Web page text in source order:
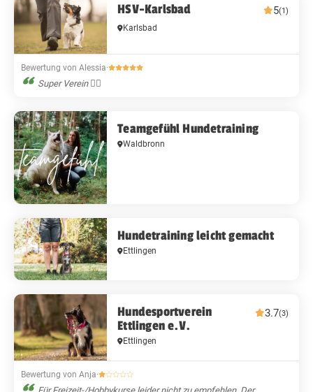
HSV-Karlsbad 5(1)
Karlsbad
Bewertung von Alessia·
Super Verein 👍🏻
Teamgefühl Hundetraining
Waldbronn
Hundetraining leicht gemacht
Ettlingen
Hundesportverein
Ettlingen e.V.
3.7(3)
Ettlingen
Bewertung von Anja·